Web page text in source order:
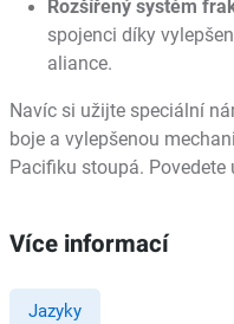
Rozšířený systém
spojenci díky
aliance.
Navíc si užijte speciální
boje a vylepšenou
Pacifiku stoupá. Povedete
Více informací
Jazyky